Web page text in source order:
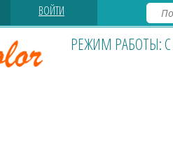
ВОЙТИ
РЕЖИМ РАБОТЫ: С